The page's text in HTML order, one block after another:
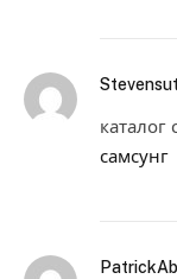
Stevensut
самсунг